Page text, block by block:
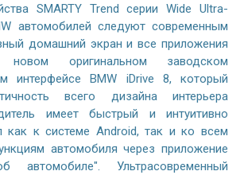
SMARTY Trend серии Wide Ultra-
автомобилей следуют современным
домашний экран и все приложения
оригинальном заводском
интерфейсе BMW iDrive 8, который
всего дизайна интерьера
имеет быстрый и интуитивно
как к системе Android, так и ко всем
автомобиля через приложение
автомобиле". Ультрасовременный